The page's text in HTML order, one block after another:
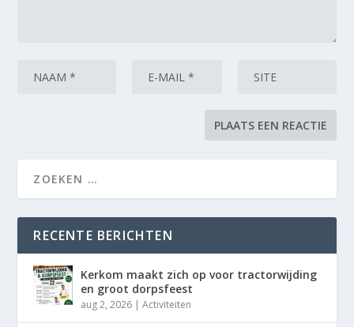
RECENTE BERICHTEN
Kerkom maakt zich op voor tractorwijding
en groot dorpsfeest
aug 2, 2026 |Activiteiten